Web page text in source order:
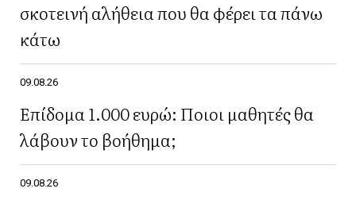
σκοτεινή αλήθεια που θα φέρει τα πάνω
κάτω
09.08.26
Επίδομα 1.000 ευρώ: Ποιοι μαθητές θα
λάβουν το βοήθημα;
09.08.26